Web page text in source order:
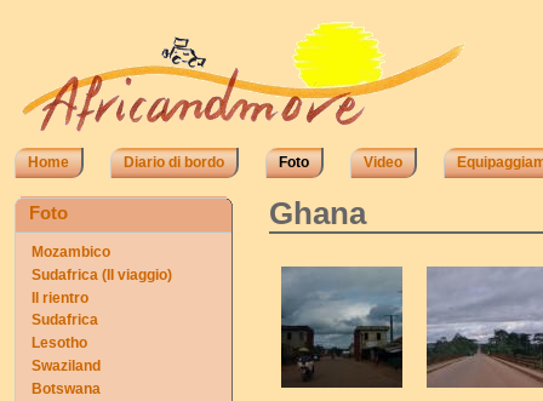
Home Diario di bordo Foto Video
Foto
Mozambico
Sudafrica (II viaggio)
Il rientro
Sudafrica
Lesotho
Swaziland
Botswana
Ghana